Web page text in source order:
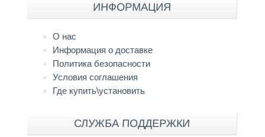
ИНФОРМАЦИЯ
О нас
Информация о доставке
Политика безопасности
Условия соглашения
Где купить\установить
СЛУЖБА ПОДДЕРЖКИ